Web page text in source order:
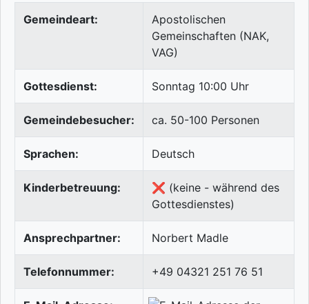
Gemeindeart:
Apostolischen
Gemeinschaften (NAK,
VAG)
Gottesdienst: Sonntag 10:00 Uhr
Gemeindebesucher: ca. 50-100 Personen
Sprachen: Deutsch
Kinderbetreuung:
❌ (keine - während des
Gottesdienstes)
Ansprechpartner: Norbert Madle
Telefonnummer: +49 04321 251 76 51